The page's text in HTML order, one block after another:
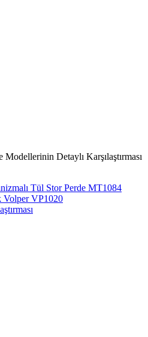
Detaylı Karşılaştırması
Tül Stor Perde MT1084
Volper VP1020